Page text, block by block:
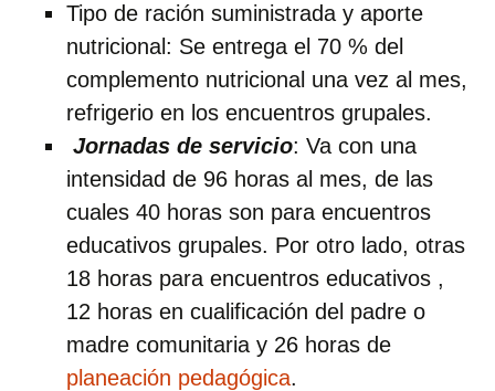
Tipo de ración suministrada y aporte
nutricional: Se entrega el 70 % del
complemento nutricional una vez al mes,
refrigerio en los encuentros grupales.
Jornadas de servicio: Va con una
intensidad de 96 horas al mes, de las
cuales 40 horas son para encuentros
educativos grupales. Por otro lado, otras
18 horas para encuentros educativos ,
12 horas en cualificación del padre o
madre comunitaria y 26 horas de
planeación pedagógica.